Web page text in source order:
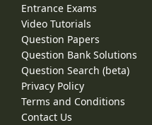
Entrance Exams
Video Tutorials
Question Papers
Question Bank Solutions
Question Search (beta)
Privacy Policy
Terms and Conditions
Contact Us